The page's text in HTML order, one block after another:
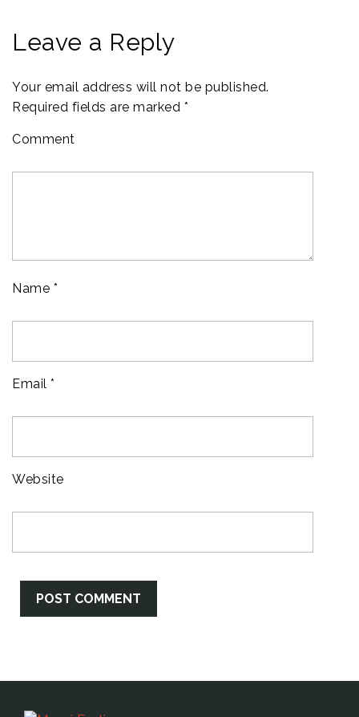
Leave a Reply
Your email address will not be published.
Required fields are marked *
Comment
Name *
Email*
Website